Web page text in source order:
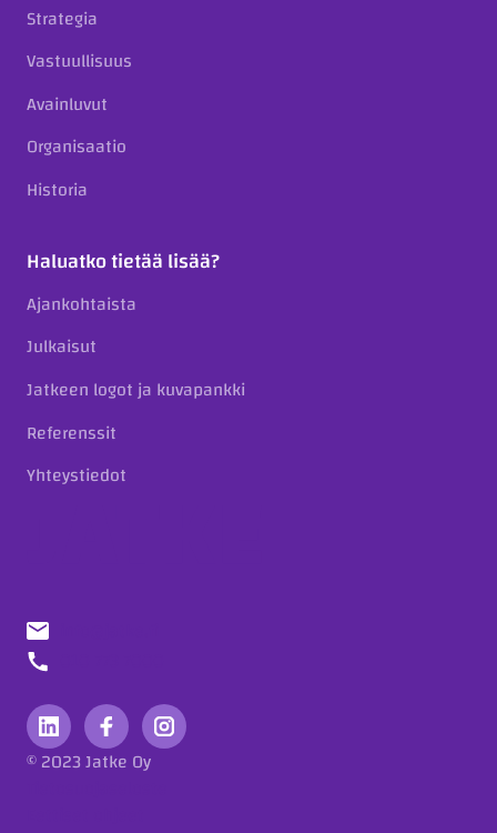
Strategia
Vastuullisuus
Avainluvut
Organisaatio
Historia
Haluatko tietää lisää?
Ajankohtaista
Julkaisut
Jatkeen logot ja kuvapankki
Referenssit
Yhteystiedot
© 2023 Jatke Oy